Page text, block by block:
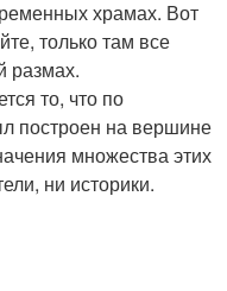
храмах. Вот
только там все
размах.
то, что по
построен на вершине
множества этих
ни историки.